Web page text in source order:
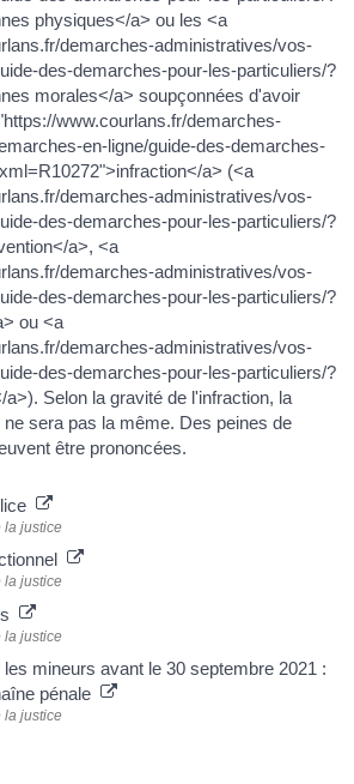
physiques</a> ou les <a
demarches-administratives/vos-
des-demarches-pour-les-particuliers/?
morales</a> soupçonnées d'avoir
www.courlans.fr/demarches-
en-ligne/guide-des-demarches-
a> (<a
demarches-administratives/vos-
des-demarches-pour-les-particuliers/?
a>, <a
demarches-administratives/vos-
des-demarches-pour-les-particuliers/?
ou <a
demarches-administratives/vos-
des-demarches-pour-les-particuliers/?
Selon la gravité de l'infraction, la
ne sera pas la même. Des peines de
être prononcées.
la justice
la justice
la justice
mineurs avant le 30 septembre 2021 :
pénale
la justice